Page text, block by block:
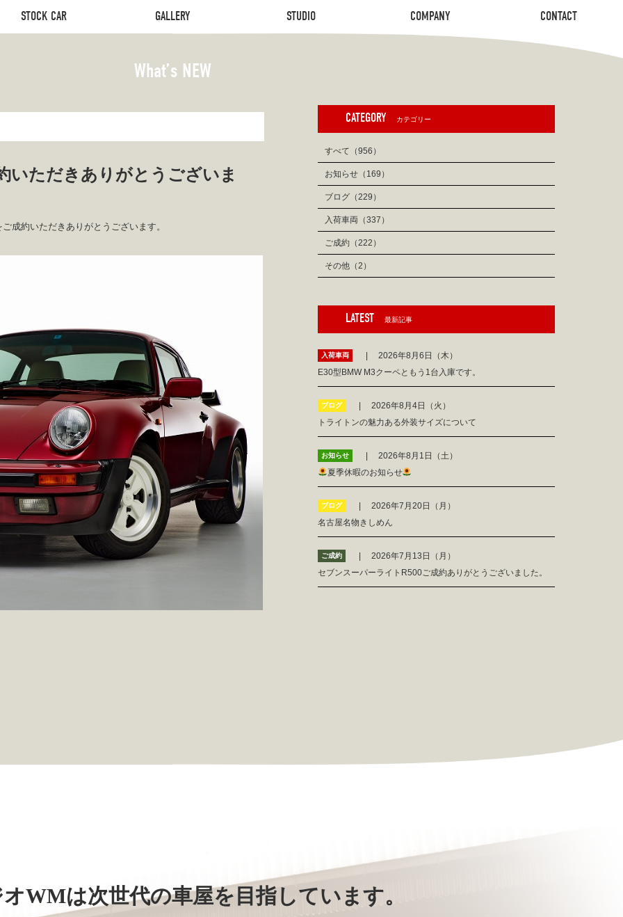
STOCK CAR GALLERY STUDIO COMPANY CONTACT
CONTACT
What’s NEW
いただきありがとうございま
約いただきありがとうございます。
CATEGORY カテゴリー
すべて（956）
お知らせ（169）
ブログ（229）
入荷車両（337）
ご成約（222）
その他（2）
LATEST 最新記事
入荷車両
2026年8月6日（木）
E30型BMW M3クーペともう1台入庫です。
ブログ
2026年8月4日（火）
トライトンの魅力ある外装サイズについて
お知らせ
2026年8月1日（土）
夏季休暇のお知らせ
ブログ
2026年7月20日（月）
名古屋名物きしめん
ご成約
2026年7月13日（月）
セブンスーパーライトR500ご成約ありがとうございました。
WMは次世代の車屋を目指しています。